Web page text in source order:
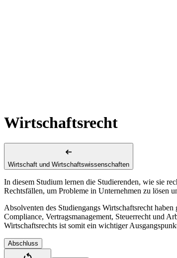
Wirtschaftsrecht
Wirtschaft und Wirtschaftswissenschaften
In diesem Studium lernen die Studierenden, wie sie
Rechtsfällen, um Probleme in Unternehmen zu lösen
Absolventen des Studiengangs Wirtschaftsrecht
Compliance, Vertragsmanagement, Steuerrecht und
Wirtschaftsrechts ist somit ein wichtiger
Abschluss